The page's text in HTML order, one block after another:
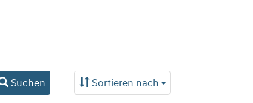
Suchen Sortieren nach